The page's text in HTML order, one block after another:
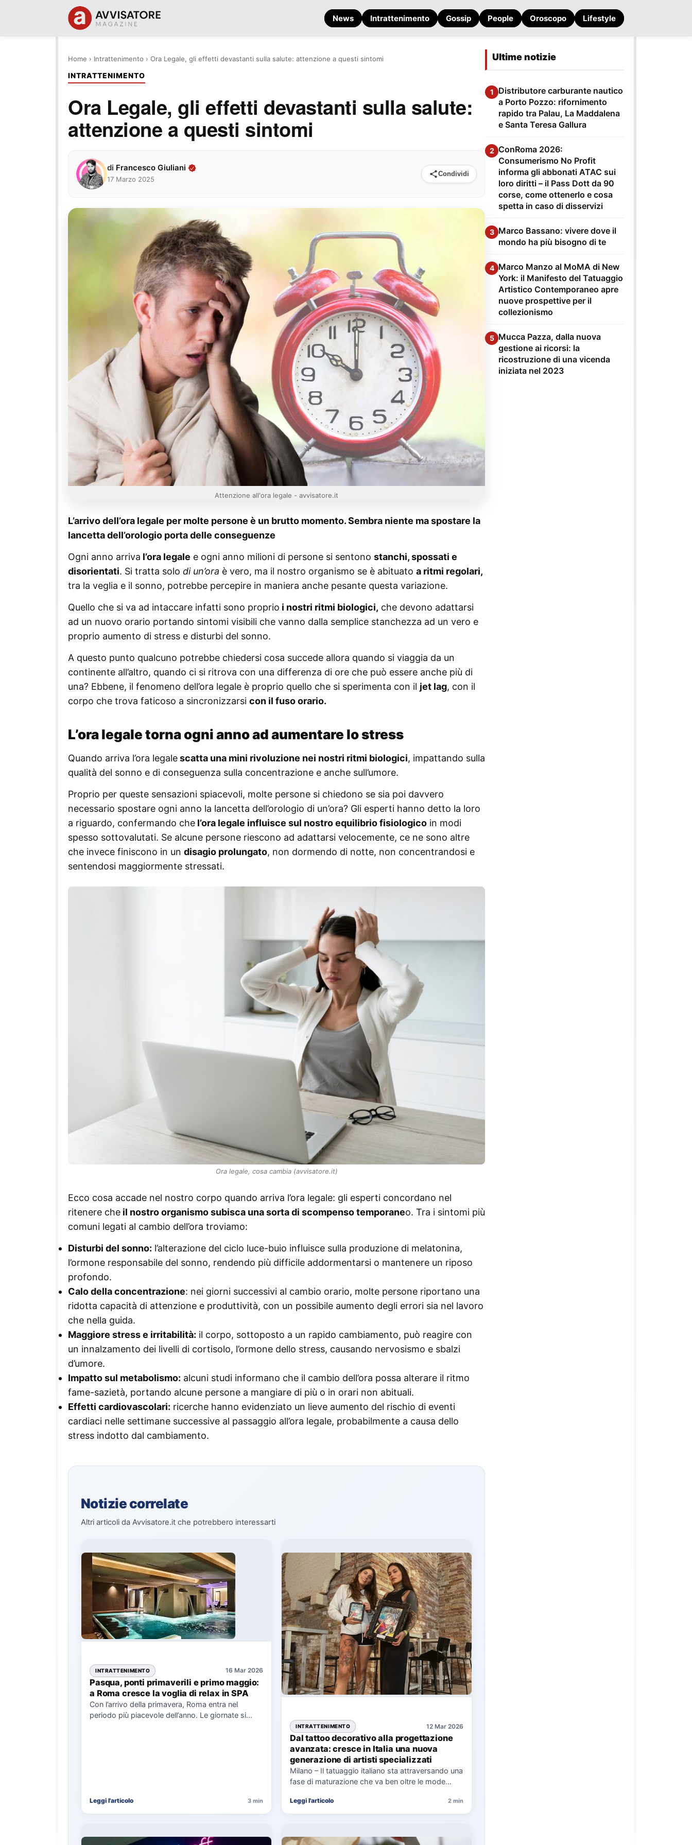
News Intrattenimento Gossip People Oroscopo Lifestyle
Home › Intrattenimento › Ora Legale, gli effetti devastanti sulla salute: attenzione a questi sintomi
INTRATTENIMENTO
Ora Legale, gli effetti devastanti sulla salute:
attenzione a questi sintomi
di Francesco Giuliani
17 Marzo 2025
Condividi
Attenzione all'ora legale - avvisatore.it
L’arrivo dell’ora legale per molte persone è un brutto momento. Sembra niente ma spostare la
lancetta dell’orologio porta delle conseguenze
Ogni anno arriva l’ora legale e ogni anno milioni di persone si sentono stanchi, spossati e
disorientati. Si tratta solo di un’ora è vero, ma il nostro organismo se è abituato a ritmi regolari,
tra la veglia e il sonno, potrebbe percepire in maniera anche pesante questa variazione.
Quello che si va ad intaccare infatti sono proprio i nostri ritmi biologici, che devono adattarsi
ad un nuovo orario portando sintomi visibili che vanno dalla semplice stanchezza ad un vero e
proprio aumento di stress e disturbi del sonno.
A questo punto qualcuno potrebbe chiedersi cosa succede allora quando si viaggia da un
continente all’altro, quando ci si ritrova con una differenza di ore che può essere anche più di
una? Ebbene, il fenomeno dell’ora legale è proprio quello che si sperimenta con il jet lag, con il
corpo che trova faticoso a sincronizzarsi con il fuso orario.
L’ora legale torna ogni anno ad aumentare lo stress
Quando arriva l’ora legalescatta una mini rivoluzione nei nostri ritmi biologici, impattando sulla
qualità del sonno e di conseguenza sulla concentrazione e anche sull’umore.
Proprio per queste sensazioni spiacevoli, molte persone si chiedono se sia poi davvero
necessario spostare ogni anno la lancetta dell’orologio di un’ora? Gli esperti hanno detto la loro
a riguardo, confermando che l’ora legale influisce sul nostro equilibrio fisiologico in modi
spesso sottovalutati. Se alcune persone riescono ad adattarsi velocemente, ce ne sono altre
che invece finiscono in un disagio prolungato, non dormendo di notte, non concentrandosi e
sentendosi maggiormente stressati.
Ora legale, cosa cambia (avvisatore.it)
Ecco cosa accade nel nostro corpo quando arriva l’ora legale: gli esperti concordano nel
ritenere che il nostro organismo subisca una sorta di scompenso temporaneo. Tra i sintomi più
comuni legati al cambio dell’ora troviamo:
Disturbi del sonno: l’alterazione del ciclo luce-buio influisce sulla produzione di melatonina,
l’ormone responsabile del sonno, rendendo più difficile addormentarsi o mantenere un riposo
profondo.
Calo della concentrazione: nei giorni successivi al cambio orario, molte persone riportano una
ridotta capacità di attenzione e produttività, con un possibile aumento degli errori sia nel lavoro
che nella guida.
Maggiore stress e irritabilità: il corpo, sottoposto a un rapido cambiamento, può reagire con
un innalzamento dei livelli di cortisolo, l’ormone dello stress, causando nervosismo e sbalzi
d’umore.
Impatto sul metabolismo: alcuni studi informano che il cambio dell’ora possa alterare il ritmo
fame-sazietà, portando alcune persone a mangiare di più o in orari non abituali.
Effetti cardiovascolari: ricerche hanno evidenziato un lieve aumento del rischio di eventi
cardiaci nelle settimane successive al passaggio all’ora legale, probabilmente a causa dello
stress indotto dal cambiamento.
Notizie correlate
Altri articoli da Avvisatore.it che potrebbero interessarti
INTRATTENIMENTO 16 Mar 2026
Pasqua, ponti primaverili e primo maggio:
a Roma cresce la voglia di relax in SPA
Con l’arrivo della primavera, Roma entra nel
periodo più piacevole dell’anno. Le giornate si
Leggi l'articolo 3 min
INTRATTENIMENTO 12 Mar 2026
Dal tattoo decorativo alla progettazione
avanzata: cresce in Italia una nuova
generazione di artisti specializzati
Milano – Il tatuaggio italiano sta attraversando una
fase di maturazione che va ben oltre le mode
Leggi l'articolo 2 min
Ultime notizie
1
Distributore carburante nautico
a Porto Pozzo: rifornimento
rapido tra Palau, La Maddalena
e Santa Teresa Gallura
2 ConRoma 2026:
Consumerismo No Profit
informa gli abbonati ATAC sui
loro diritti – il Pass Dott da 90
corse, come ottenerlo e cosa
spetta in caso di disservizi
3 Marco Bassano: vivere dove il
mondo ha più bisogno di te
4 Marco Manzo al MoMA di New
York: il Manifesto del Tatuaggio
Artistico Contemporaneo apre
nuove prospettive per il
collezionismo
5 Mucca Pazza, dalla nuova
gestione ai ricorsi: la
ricostruzione di una vicenda
iniziata nel 2023